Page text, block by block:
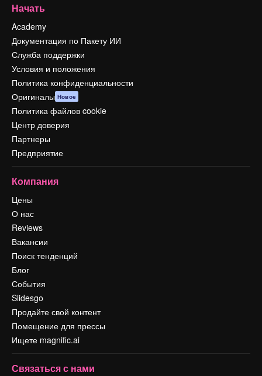
Начать
Academy
Документация по Пакету ИИ
Служба поддержки
Условия и положения
Политика конфиденциальности
Оригиналы Новое
Политика файлов cookie
Центр доверия
Партнеры
Предприятие
Компания
Цены
О нас
Reviews
Вакансии
Поиск тенденций
Блог
События
Slidesgo
Продайте свой контент
Помещение для прессы
Ищете magnific.ai
Связаться с нами